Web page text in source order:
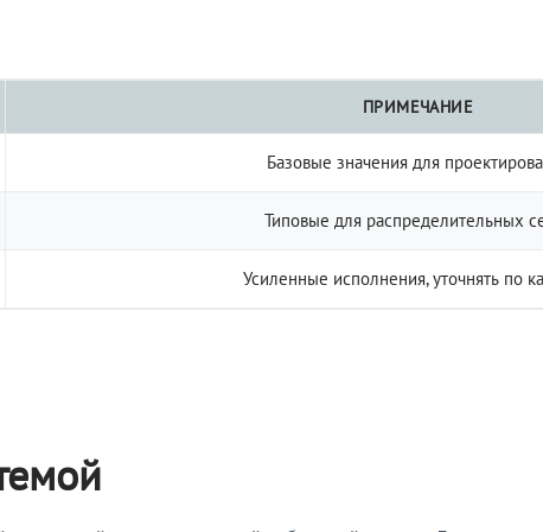
ПРИМЕЧАНИЕ
Базовые значения для
Типовые для распределительных
Усиленные исполнения, уточнять по